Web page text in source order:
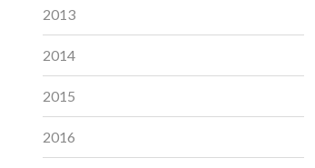
2013
2014
2015
2016